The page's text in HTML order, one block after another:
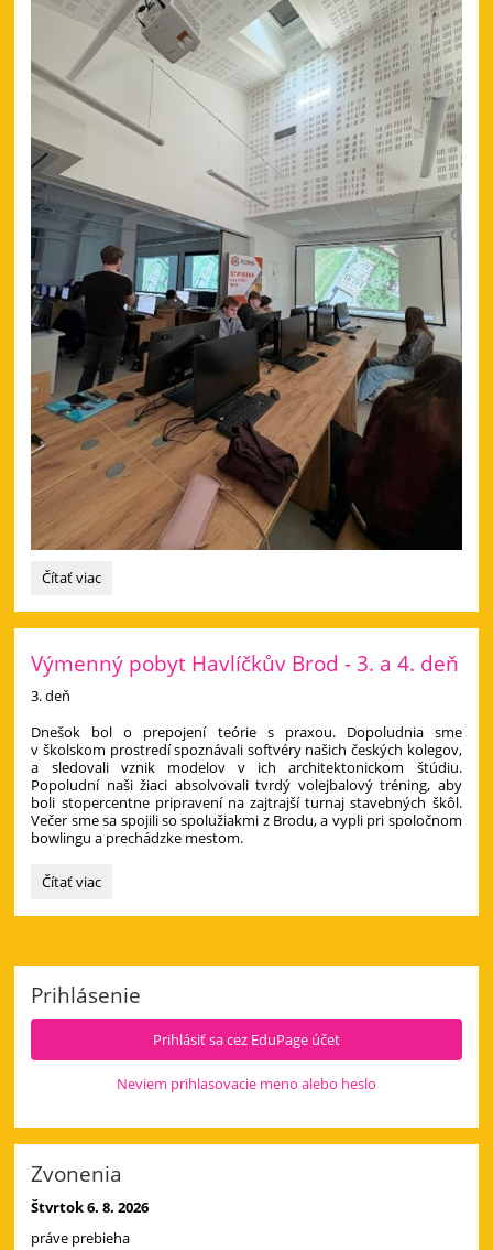
Výmenný
v
Brode
priniesol
nové
aj
zážitky:
Čítať viac
Výmenný pobyt Havlíčkův Brod - 3. a 4. deň
3. deň
​Dnešok bol o prepojení teórie s praxou. Dopoludnia sme
v školskom prostredí spoznávali softvéry našich českých kolegov,
a sledovali vznik modelov v ich architektonickom štúdiu.
Popoludní naši žiaci absolvovali tvrdý volejbalový tréning, aby
boli stopercentne pripravení na zajtrajší turnaj stavebných škôl.
Večer sme sa spojili so spolužiakmi z Brodu, a vypli pri spoločnom
bowlingu a prechádzke mestom.
Výmenný
Havlíčkův
a
4.
Čítať viac
Prihlásenie
Prihlásiť sa cez EduPage účet
Neviem prihlasovacie meno alebo heslo
Zvonenia
Štvrtok 6. 8. 2026
práve prebieha